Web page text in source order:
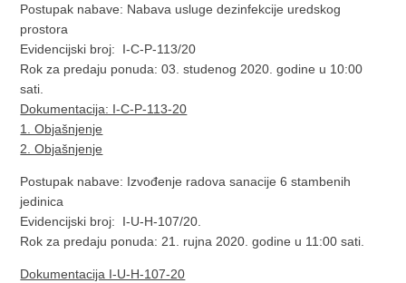
Postupak nabave: Nabava usluge dezinfekcije uredskog
prostora
Evidencijski broj: I-C-P-113/20
Rok za predaju ponuda: 03. studenog 2020. godine u 10:00
sati.
Dokumentacija: I-C-P-113-20
1. Objašnjenje
2. Objašnjenje
Postupak nabave: Izvođenje radova sanacije 6 stambenih
jedinica
Evidencijski broj: I-U-H-107/20.
Rok za predaju ponuda: 21. rujna 2020. godine u 11:00 sati.
Dokumentacija I-U-H-107-20